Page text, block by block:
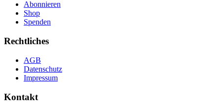
Abonnieren
Shop
Spenden
Rechtliches
AGB
Datenschutz
Impressum
Kontakt